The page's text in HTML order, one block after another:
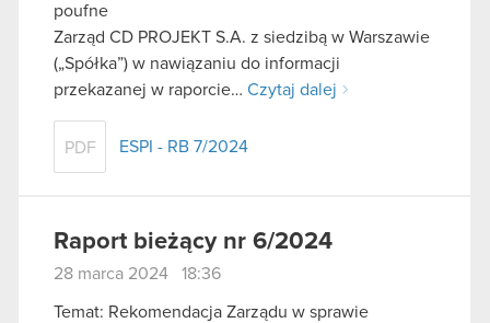
poufne
Zarząd CD PROJEKT S.A. z siedzibą w Warszawie
(„Spółka”) w nawiązaniu do informacji
przekazanej w raporcie… Czytaj dalej
PDF ESPI - RB 7/2024
Raport bieżący nr 6/2024
28 marca 2024 18:36
Temat: Rekomendacja Zarządu w sprawie